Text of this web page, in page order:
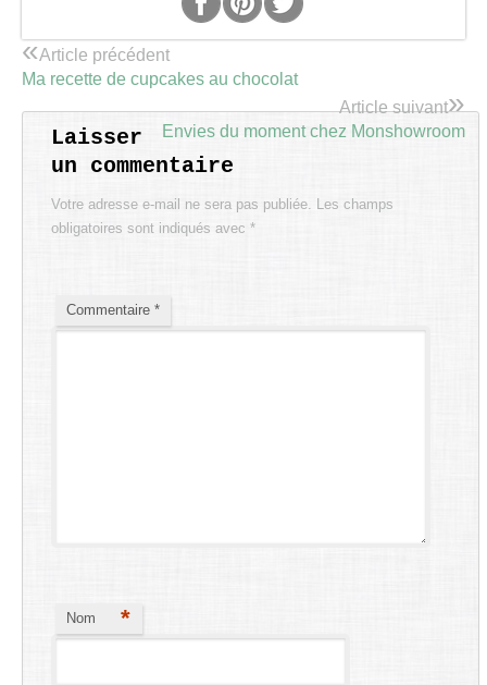
«Article précédent
Ma recette de cupcakes au chocolat
Article suivant»
Envies du moment chez Monshowroom
Laisser
un commentaire
Votre adresse e-mail ne sera pas publiée. Les champs
obligatoires sont indiqués avec *
Commentaire *
Nom *